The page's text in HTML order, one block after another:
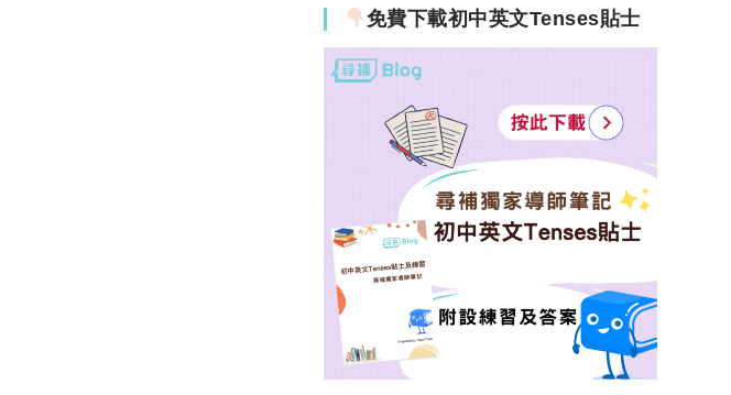
免費下載初中英文Tenses貼士